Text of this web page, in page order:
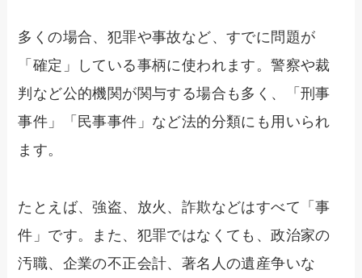
多くの場合、犯罪や事故など、すでに問題が
「確定」している事柄に使われます。警察や裁
判など公的機関が関与する場合も多く、「刑事
事件」「民事事件」など法的分類にも用いられ
ます。
たとえば、強盗、放火、詐欺などはすべて「事
件」です。また、犯罪ではなくても、政治家の
汚職、企業の不正会計、著名人の遺産争いな